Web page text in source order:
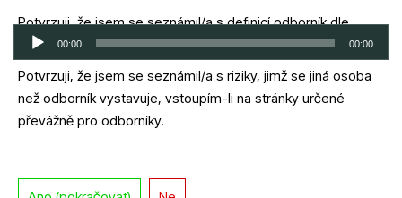
Audio
přehrávač
00:00 00:00
Download file| Play in new window|Duration: 1:11:37| Recorded on 25
září, 2024
Potvrzuji, že jsem se seznámil/a s definicí odborník dle
zákona č. 40/1995 Sb.
Potvrzuji, že jsem se seznámil/a s riziky, jimž se jiná osoba
než odborník vystavuje, vstoupím-li na stránky určené
převážně pro odborníky.